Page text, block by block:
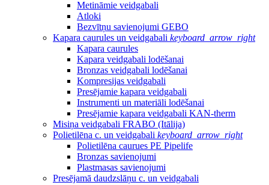
Metināmie veidgabali
Atloki
Bezvītņu savienojumi GEBO
Kapara caurules un veidgabali keyboard_arrow_right
Kapara caurules
Kapara veidgabali lodēšanai
Bronzas veidgabali lodēšanai
Kompresijas veidgabali
Presējamie kapara veidgabali
Instrumenti un materiāli lodēšanai
Presējamie kapara veidgabali KAN-therm
Misiņa veidgabali FRABO (Itālija)
Polietilēna c. un veidgabali keyboard_arrow_right
Polietilēna caurues PE Pipelife
Bronzas savienojumi
Plastmasas savienojumi
Presējamā daudzslāņu c. un veidgabali